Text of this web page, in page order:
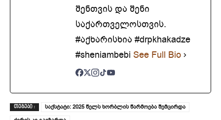
შენთვის და შენი
საქართველოსთვის.
#აქხარისხია #drpkhakadze
#sheniambebi See Full Bio
ᲗᲔᲒᲔᲑᲘ :
საქსტატი: 2025 წელს ხორბლის წარმოება შემცირდა